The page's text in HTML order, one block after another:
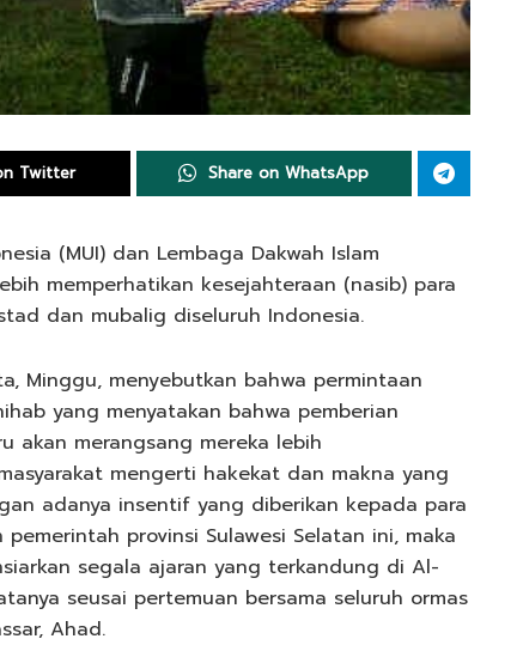
Twitter Share on WhatsApp
(MUI) dan Lembaga Dakwah Islam
memperhatikan kesejahteraan (nasib) para
dan mubalig diseluruh Indonesia.
Minggu, menyebutkan bahwa permintaan
yang menyatakan bahwa pemberian
akan merangsang mereka lebih
mengerti hakekat dan makna yang
adanya insentif yang diberikan kepada para
provinsi Sulawesi Selatan ini, maka
segala ajaran yang terkandung di Al-
seusai pertemuan bersama seluruh ormas
Ahad.